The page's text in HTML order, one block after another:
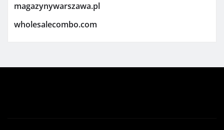
magazynywarszawa.pl
wholesalecombo.com